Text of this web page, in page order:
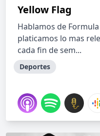
Yellow Flag
Hablamos de
platicamos lo mas
cada fin de sem...
Deportes